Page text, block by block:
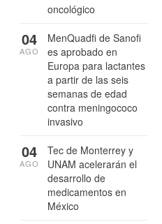
oncológico
MenQuadfi de Sanofi
es aprobado en
Europa para lactantes
a partir de las seis
semanas de edad
contra meningococo
invasivo
04
AGO
Tec de Monterrey y
UNAM acelerarán el
desarrollo de
medicamentos en
México
04
AGO